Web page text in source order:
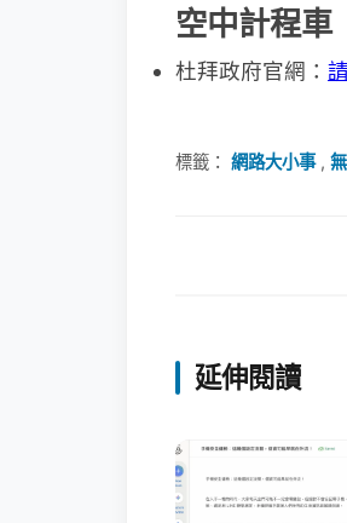
空中計程
杜拜政府官網：
標籤： 網路大小事,
延伸閱讀